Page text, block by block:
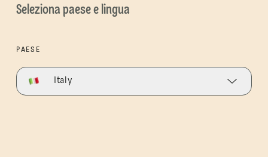
Seleziona paese e lingua
PAESE
Italy